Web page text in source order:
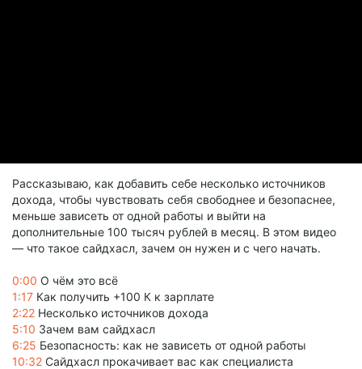
Рассказываю, как добавить себе несколько источников
дохода, чтобы чувствовать себя свободнее и безопаснее,
меньше зависеть от одной работы и выйти на
дополнительные 100 тысяч рублей в месяц. В этом видео
— что такое сайдхасл, зачем он нужен и с чего начать.
0:00 О чём это всё
1:17 Как получить +100 К к зарплате
2:22 Несколько источников дохода
5:10 Зачем вам сайдхасл
6:25 Безопасность: как не зависеть от одной работы
10:32 Сайдхасл прокачивает вас как специалиста